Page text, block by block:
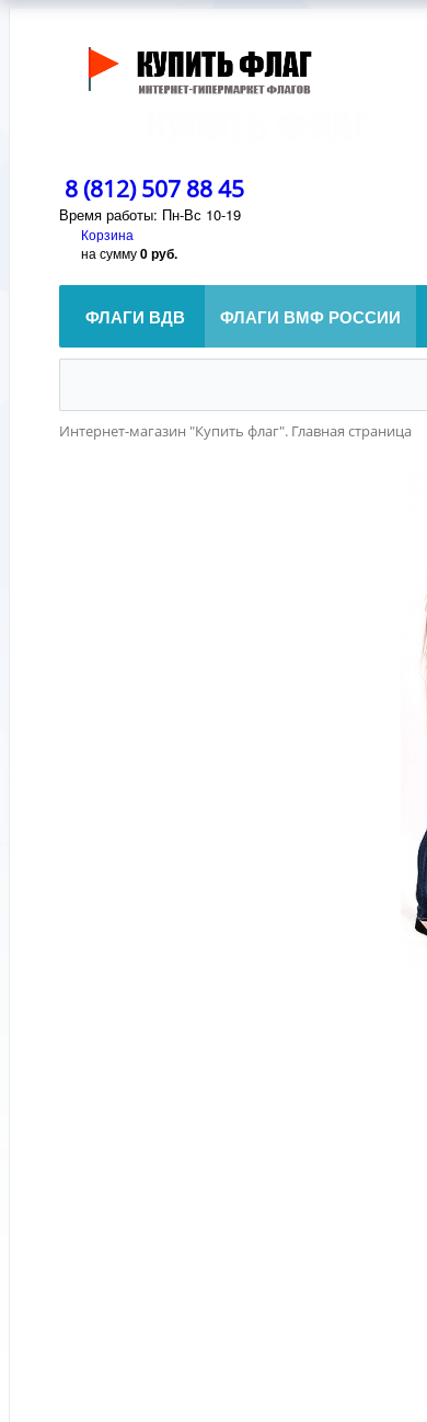
8 (812) 507 88 45
Время работы: Пн-Вс 10-19
Корзина
на сумму0 руб.
ФЛАГИ ВДВ ФЛАГИ ВМФ РОССИИ
Интернет-магазин "Купить флаг". Главная страница